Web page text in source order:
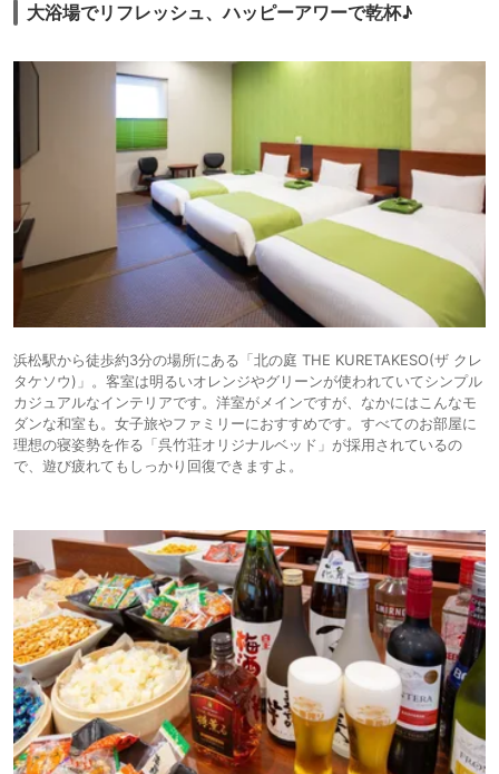
大浴場でリフレッシュ、ハッピーアワーで乾杯♪
浜松駅から徒歩約3分の場所にある「北の庭 THE KURETAKESO(ザ クレ
タケソウ)」。客室は明るいオレンジやグリーンが使われていてシンプル
カジュアルなインテリアです。洋室がメインですが、なかにはこんなモ
ダンな和室も。女子旅やファミリーにおすすめです。すべてのお部屋に
理想の寝姿勢を作る「呉竹荘オリジナルベッド」が採用されているの
で、遊び疲れてもしっかり回復できますよ。